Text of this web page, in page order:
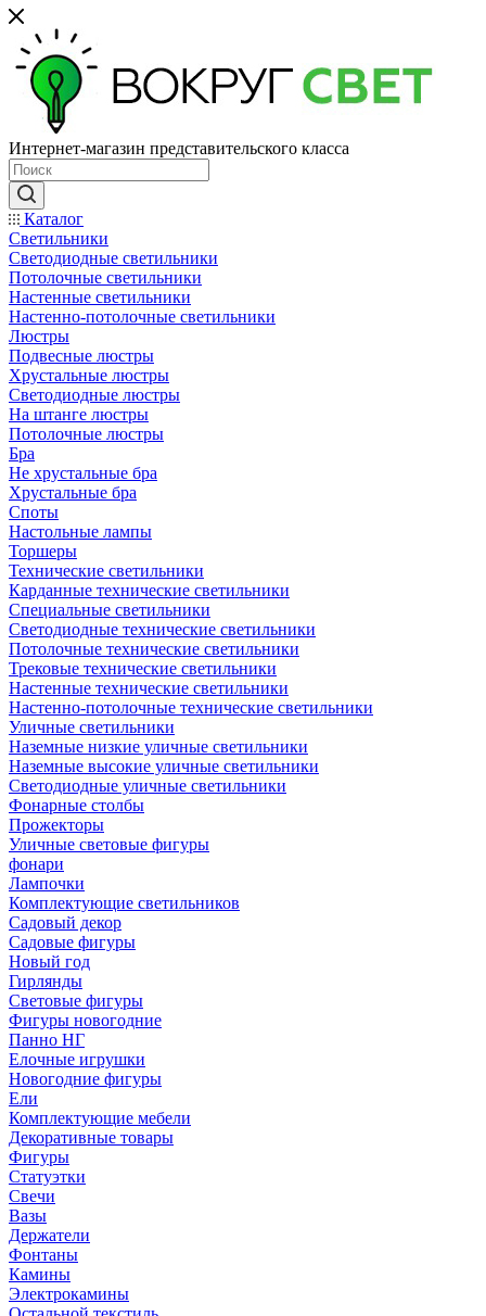
Интернет-магазин представительского класса
Каталог
Светильники
Светодиодные светильники
Потолочные светильники
Настенные светильники
Настенно-потолочные светильники
Люстры
Подвесные люстры
Хрустальные люстры
Светодиодные люстры
На штанге люстры
Потолочные люстры
Бра
Не хрустальные бра
Хрустальные бра
Споты
Настольные лампы
Торшеры
Технические светильники
Карданные технические светильники
Специальные светильники
Светодиодные технические светильники
Потолочные технические светильники
Трековые технические светильники
Настенные технические светильники
Настенно-потолочные технические светильники
Уличные светильники
Наземные низкие уличные светильники
Наземные высокие уличные светильники
Светодиодные уличные светильники
Фонарные столбы
Прожекторы
Уличные световые фигуры
фонари
Лампочки
Комплектующие светильников
Садовый декор
Садовые фигуры
Новый год
Гирлянды
Световые фигуры
Фигуры новогодние
Панно НГ
Елочные игрушки
Новогодние фигуры
Ели
Комплектующие мебели
Декоративные товары
Фигуры
Статуэтки
Свечи
Вазы
Держатели
Фонтаны
Камины
Электрокамины